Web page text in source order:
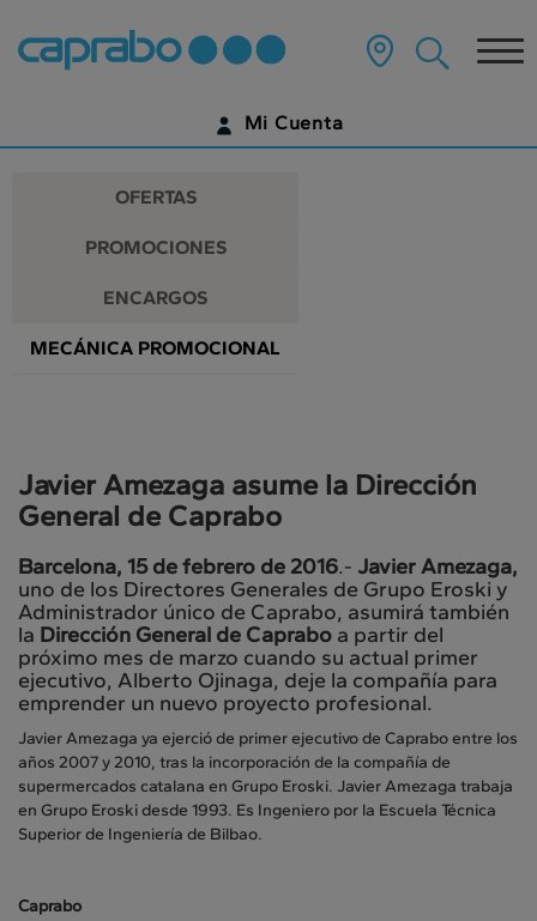
Promociones
y
descuentos
en
nuestros
supermercados
contenido
página
Mi Cuenta
¿AÚN NO TIENES UNA CUENTA DIGITAL?
OFERTAS
PROMOCIONES
ENCARGOS
MECÁNICA PROMOCIONAL
Javier Amezaga asume la Dirección
General de Caprabo
Barcelona, 15 de febrero de 2016.- Javier Amezaga,
uno de los Directores Generales de Grupo Eroski y
Administrador único de Caprabo, asumirá también
la Dirección General de Caprabo a partir del
próximo mes de marzo cuando su actual primer
ejecutivo, Alberto Ojinaga, deje la compañía para
emprender un nuevo proyecto profesional.
Javier Amezaga ya ejerció de primer ejecutivo de Caprabo entre los
años 2007 y 2010, tras la incorporación de la compañía de
supermercados catalana en Grupo Eroski. Javier Amezaga trabaja
en Grupo Eroski desde 1993. Es Ingeniero por la Escuela Técnica
Superior de Ingeniería de Bilbao.
Caprabo